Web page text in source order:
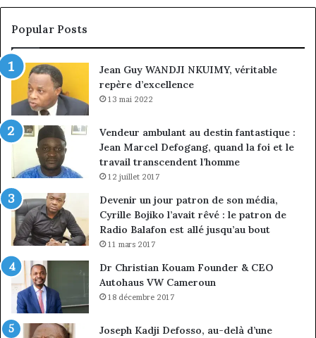
croissance
sous
la
Popular Posts
Jean Guy WANDJI NKUIMY, véritable
repère d’excellence
13 mai 2022
Vendeur ambulant au destin fantastique :
Jean Marcel Defogang, quand la foi et le
travail transcendent l’homme
12 juillet 2017
Devenir un jour patron de son média,
Cyrille Bojiko l’avait rêvé : le patron de
Radio Balafon est allé jusqu’au bout
11 mars 2017
Dr Christian Kouam Founder & CEO
Autohaus VW Cameroun
18 décembre 2017
Joseph Kadji Defosso, au-delà d’une